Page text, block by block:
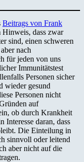
Beitrags von Frank
Hinweis, dass zwar
sind, einen schweren
nach
für jeden von uns
Immunitätstest
Personen sicher
wieder gesund
Personen nicht
auf
ob durch Krankheit
Interesse daran, dass
Die Einteilung in
sinnvoll oder leitend
aber nicht auf die